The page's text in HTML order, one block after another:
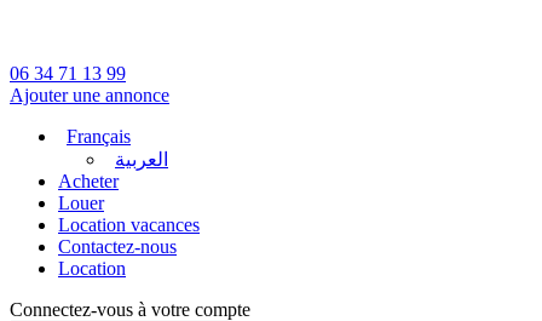
06 34 71 13 99
Ajouter une annonce
Français
العربية
Acheter
Louer
Location vacances
Contactez-nous
Location
Connectez-vous à votre compte